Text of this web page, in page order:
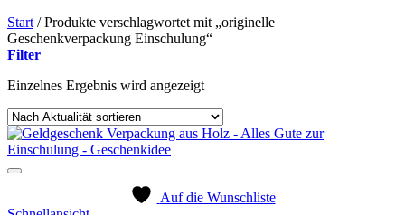
Start /Produkte verschlagwortet mit „originelle
Geschenkverpackung Einschulung“
Filter
Einzelnes Ergebnis wird angezeigt
Auf die Wunschliste